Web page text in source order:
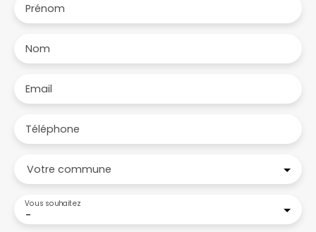
Prénom
Nom
Email
Téléphone
Votre commune
-
Vous souhaitez